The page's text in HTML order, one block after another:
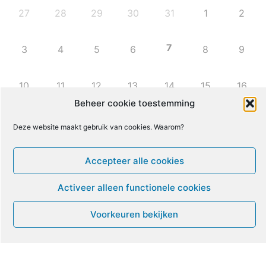
Beheer cookie toestemming
Deze website maakt gebruik van cookies. Waarom?
Accepteer alle cookies
Activeer alleen functionele cookies
Voorkeuren bekijken
27 28 29 30 31 1 2
3 4 5 6 7 8 9
10 11 12 13 14 15 16
19 20
26 27 28
1 2 3 4 5